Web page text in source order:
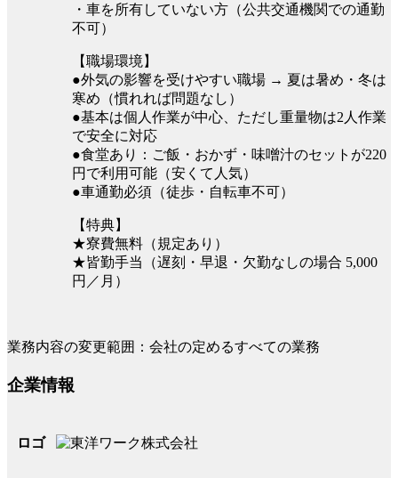
・車を所有していない方（公共交通機関での通勤
不可）
【職場環境】
●外気の影響を受けやすい職場 → 夏は暑め・冬は
寒め（慣れれば問題なし）
●基本は個人作業が中心、ただし重量物は2人作業
で安全に対応
●食堂あり：ご飯・おかず・味噌汁のセットが220
円で利用可能（安くて人気）
●車通勤必須（徒歩・自転車不可）
【特典】
★寮費無料（規定あり）
★皆勤手当（遅刻・早退・欠勤なしの場合 5,000
円／月）
業務内容の変更範囲：会社の定めるすべての業務
企業情報
ロゴ